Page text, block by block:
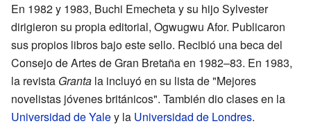
En 1982 y 1983, Buchi Emecheta y su hijo Sylvester
dirigieron su propia editorial, Ogwugwu Afor. Publicaron
sus propios libros bajo este sello. Recibió una beca del
Consejo de Artes de Gran Bretaña en 1982–83. En 1983,
la revista Granta la incluyó en su lista de "Mejores
novelistas jóvenes británicos". También dio clases en la
Universidad de Yaley la Universidad de Londres.